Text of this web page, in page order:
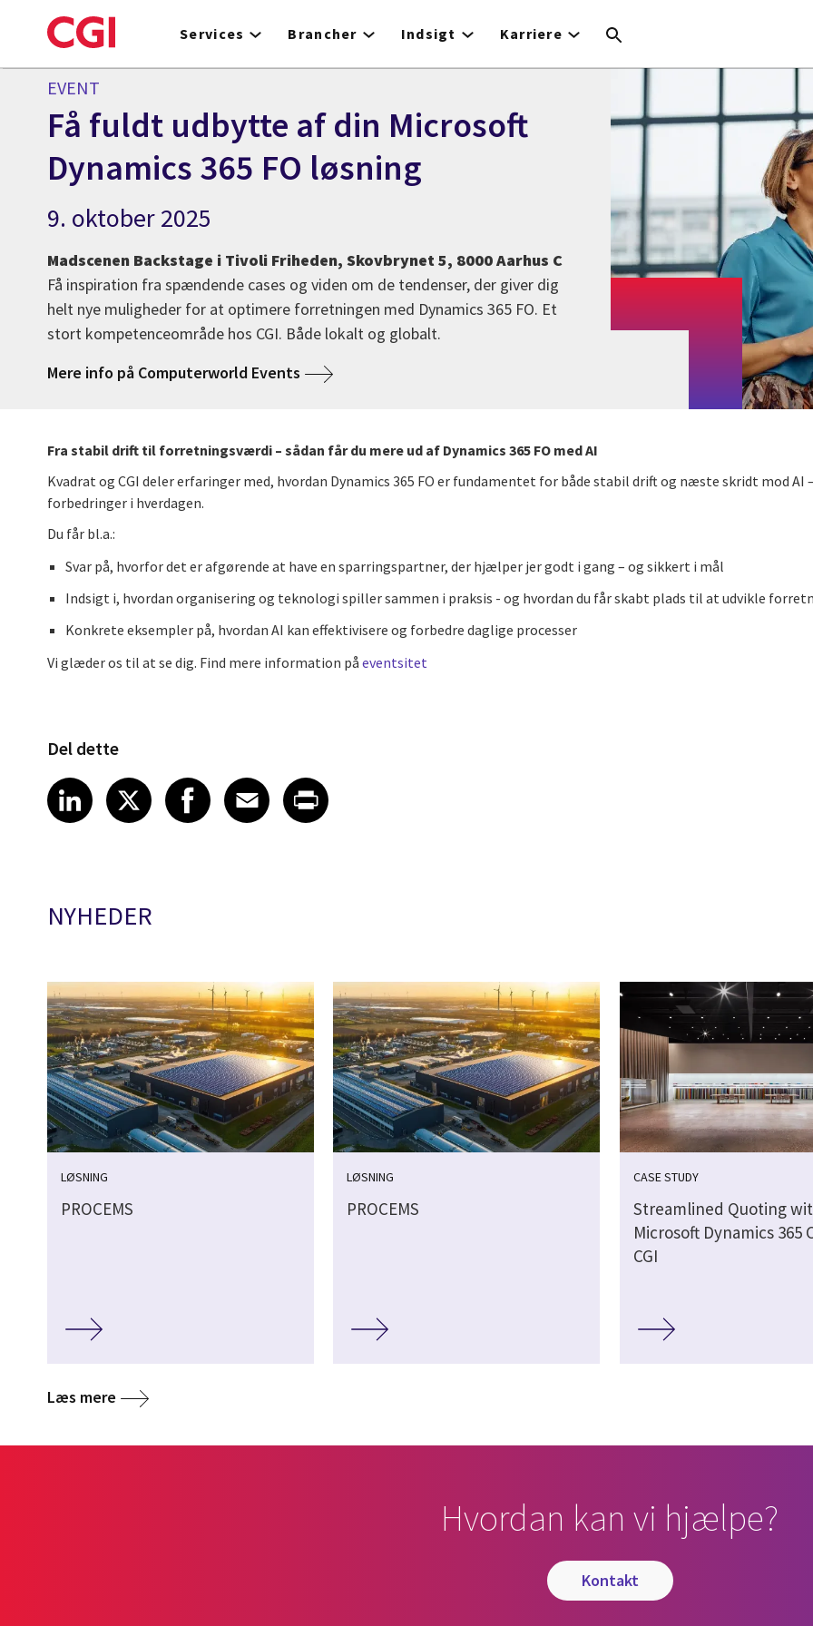
to
Services Brancher Indsigt Karriere
EVENT
Få fuldt udbytte af din Microsoft
Dynamics 365 FO løsning
9. oktober 2025
Madscenen Backstage i Tivoli Friheden, Skovbrynet 5, 8000 Aarhus C
Få inspiration fra spændende cases og viden om de tendenser, der giver dig
helt nye muligheder for at optimere forretningen med Dynamics 365 FO. Et
stort kompetenceområde hos CGI. Både lokalt og globalt.
Mere info på Computerworld Events
Fra stabil drift til forretningsværdi – sådan får du mere ud af Dynamics 365 FO med AI
Kvadrat og CGI deler erfaringer med, hvordan Dynamics 365 FO er fundamentet for både stabil drift og næste skridt mod
forbedringer i hverdagen.
Du får bl.a.:
Svar på, hvorfor det er afgørende at have en sparringspartner, der hjælper jer godt i gang – og sikkert i mål
Indsigt i, hvordan organisering og teknologi spiller sammen i praksis - og hvordan du får skabt plads til at udvikle
Konkrete eksempler på, hvordan AI kan effektivisere og forbedre daglige processer
Vi glæder os til at se dig. Find mere information på eventsitet
Del dette
Share article on LinkedIn
LinkedIn
Share article on X
XShare article on Facebook
Facebook
Share article on Email
Email
Share article on Print
NYHEDER
LØSNING
PROCEMS
LØSNING
PROCEMS
CASE STUDY
Streamlined Quoting
Microsoft Dynamics 365
CGI
Læs mere
Hvordan kan vi hjælpe?
kontakt